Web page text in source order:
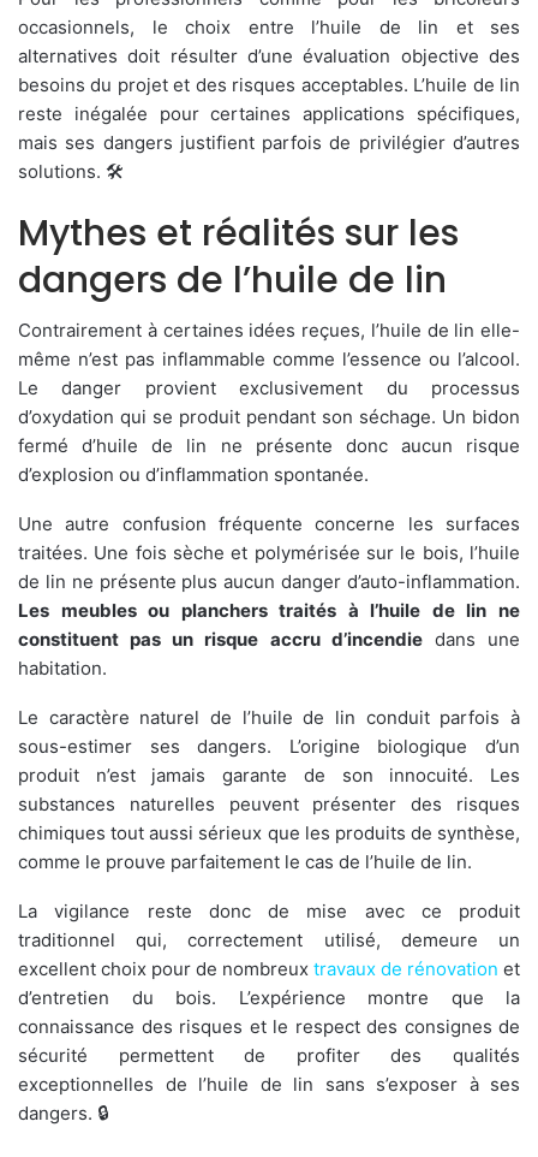
occasionnels, le choix entre l’huile de lin et ses
alternatives doit résulter d’une évaluation objective des
besoins du projet et des risques acceptables. L’huile de lin
reste inégalée pour certaines applications spécifiques,
mais ses dangers justifient parfois de privilégier d’autres
solutions. 🛠️
Mythes et réalités sur les
dangers de l’huile de lin
Contrairement à certaines idées reçues, l’huile de lin elle-
même n’est pas inflammable comme l’essence ou l’alcool.
Le danger provient exclusivement du processus
d’oxydation qui se produit pendant son séchage. Un bidon
fermé d’huile de lin ne présente donc aucun risque
d’explosion ou d’inflammation spontanée.
Une autre confusion fréquente concerne les surfaces
traitées. Une fois sèche et polymérisée sur le bois, l’huile
de lin ne présente plus aucun danger d’auto-inflammation.
Les meubles ou planchers traités à l’huile de lin ne
constituent pas un risque accru d’incendiedans une
habitation.
Le caractère naturel de l’huile de lin conduit parfois à
sous-estimer ses dangers. L’origine biologique d’un
produit n’est jamais garante de son innocuité. Les
substances naturelles peuvent présenter des risques
chimiques tout aussi sérieux que les produits de synthèse,
comme le prouve parfaitement le cas de l’huile de lin.
La vigilance reste donc de mise avec ce produit
traditionnel qui, correctement utilisé, demeure un
excellent choix pour de nombreux travaux de rénovation et
d’entretien du bois. L’expérience montre que la
connaissance des risques et le respect des consignes de
sécurité permettent de profiter des qualités
exceptionnelles de l’huile de lin sans s’exposer à ses
dangers. 🔒